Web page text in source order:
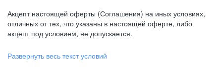
Акцепт настоящей оферты (Соглашения) на иных условиях,
отличных от тех, что указаны в настоящей оферте, либо
акцепт под условием, не допускается.
Развернуть весь текст условий